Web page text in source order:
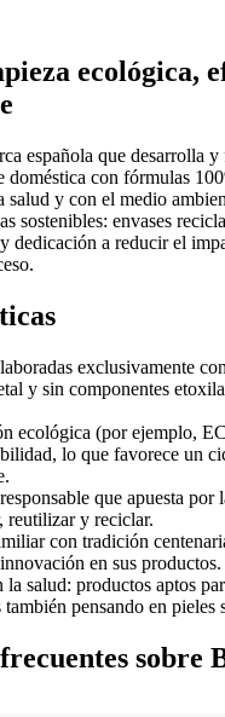
ecológica,
española que desarrolla
doméstica con fórmulas
salud y con el medio
sostenibles: envases
dedicación a reducir el
exclusivamente
y sin componentes
ecológica (por ejemplo,
lo que favorece un
que apuesta por
reutilizar y reciclar.
con tradición
en sus productos.
la salud: productos aptos
pensando en pieles
sobre